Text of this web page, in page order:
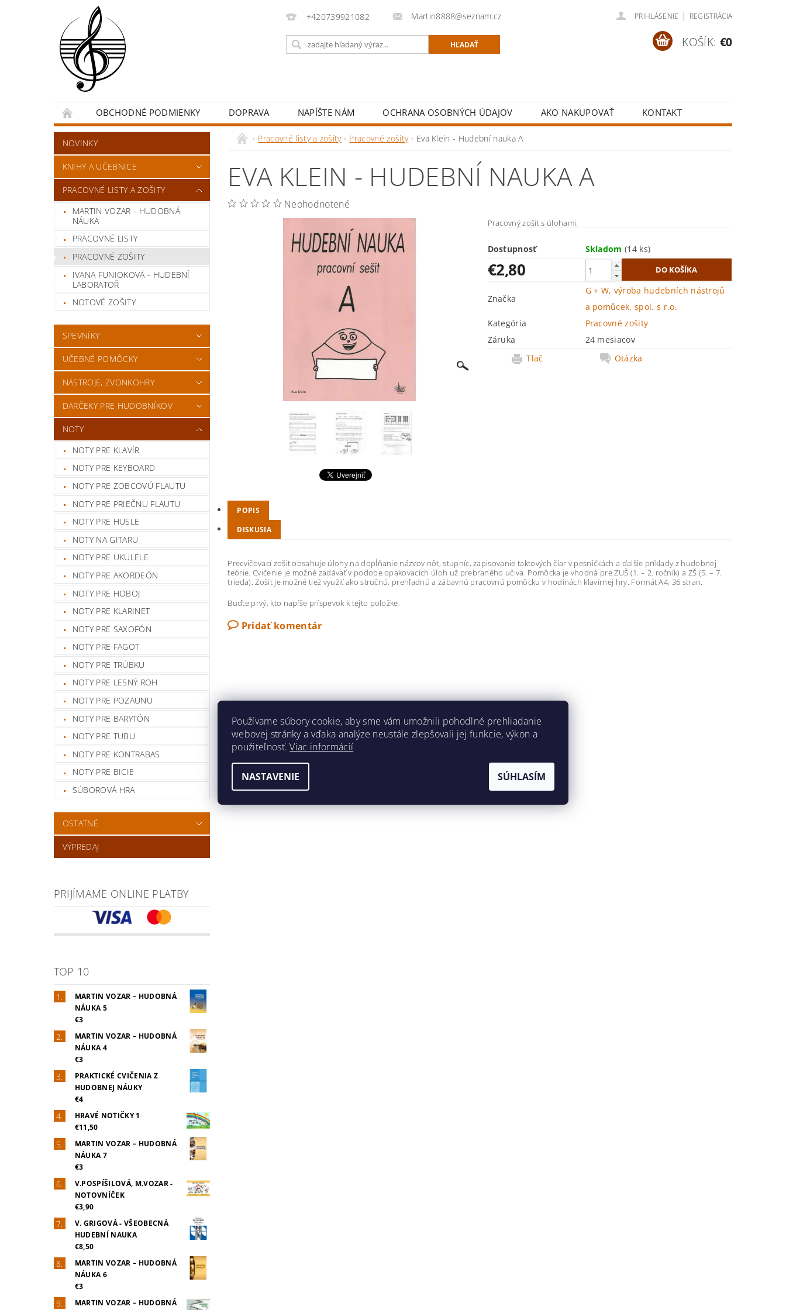
+420739921082 Martin8888@seznam.cz PRIHLÁSENIE | REGISTRÁCIA
KOŠÍK: €0
OBCHODNÉ PODMIENKY DOPRAVA NAPÍŠTE NÁM OCHRANA OSOBNÝCH ÚDAJOV AKO NAKUPOVAŤ KONTAKT
NOVINKY
KNIHY A UČEBNICE
PRACOVNÉ LISTY A ZOŠITY
MARTIN VOZAR - HUDOBNÁ
NÁUKA
PRACOVNÉ LISTY
PRACOVNÉ ZOŠITY
IVANA FUNIOKOVÁ - HUDEBNÍ
LABORATOŘ
NOTOVÉ ZOŠITY
SPEVNÍKY
UČEBNÉ POMÔCKY
NÁSTROJE, ZVONKOHRY
DARČEKY PRE HUDOBNÍKOV
NOTY
NOTY PRE KLAVÍR
NOTY PRE KEYBOARD
NOTY PRE ZOBCOVÚ FLAUTU
NOTY PRE PRIEČNU FLAUTU
NOTY PRE HUSLE
NOTY NA GITARU
NOTY PRE UKULELE
NOTY PRE AKORDEÓN
NOTY PRE HOBOJ
NOTY PRE KLARINET
NOTY PRE SAXOFÓN
NOTY PRE FAGOT
NOTY PRE TRÚBKU
NOTY PRE LESNÝ ROH
NOTY PRE POZAUNU
NOTY PRE BARYTÓN
NOTY PRE TUBU
NOTY PRE KONTRABAS
NOTY PRE BICIE
SÚBOROVÁ HRA
OSTATNÉ
VÝPREDAJ
PRIJÍMAME ONLINE PLATBY
TOP 10
MARTIN VOZAR – HUDOBNÁ
NÁUKA 5
€3
MARTIN VOZAR – HUDOBNÁ
NÁUKA 4
€3
PRAKTICKÉ CVIČENIA Z
HUDOBNEJ NÁUKY
€4
HRAVÉ NOTIČKY 1
€11,50
MARTIN VOZAR – HUDOBNÁ
NÁUKA 7
€3
V.POSPÍŠILOVÁ, M.VOZAR -
NOTOVNÍČEK
€3,90
V. GRIGOVÁ - VŠEOBECNÁ
HUDEBNÍ NAUKA
€8,50
MARTIN VOZAR – HUDOBNÁ
NÁUKA 6
€3
MARTIN VOZAR – HUDOBNÁ
Pracovné listy a zošity Pracovné zošity Eva Klein - Hudební nauka A
EVA KLEIN - HUDEBNÍ NAUKA A
Neohodnotené
Pracovný zošit s úlohami.
Dostupnosť Skladom(14 ks)
€2,80
Značka
G + W, výroba hudebních nástrojů
a pomůcek, spol. s r.o.
Kategória
Pracovné zošity
Záruka
24 mesiacov
Tlač
Otázka
POPIS
DISKUSIA
Precvičovací zošit obsahuje úlohy na dopĺňanie názvov nôt, stupníc, zapisovanie taktových čiar v pesničkách a ďalšie príklady z hudobnej
teórie. Cvičenie je možné zadávať v podobe opakovacích úloh už prebraného učiva. Pomôcka je vhodná pre ZUŠ (1. – 2. ročník) a ZŠ (5. – 7.
trieda). Zošit je možné tiež využiť ako stručnú, prehľadnú a zábavnú pracovnú pomôcku v hodinách klavírnej hry. Formát A4, 36 stran.
Buďte prvý, kto napíše príspevok k tejto položke.
Pridať komentár
Používame súbory cookie, aby sme vám umožnili pohodlné prehliadanie
webovej stránky a vďaka analýze neustále zlepšovali jej funkcie, výkon a
použiteľnosť.Viac informácií
NASTAVENIE SÚHLASÍM